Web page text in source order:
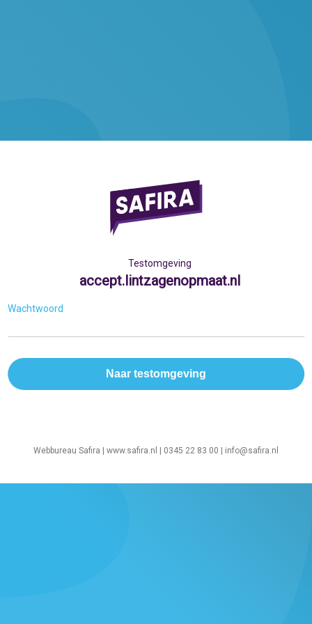
Testomgeving
accept.lintzagenopmaat.nl
Wachtwoord
Webbureau Safira | www.safira.nl | 0345 22 83 00 | info@safira.nl